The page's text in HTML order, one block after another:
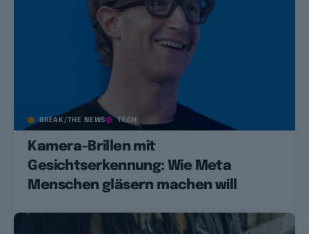
BREAK/THE NEWS TECH
Kamera-Brillen mit
Gesichtserkennung: Wie Meta
Menschen gläsern machen will